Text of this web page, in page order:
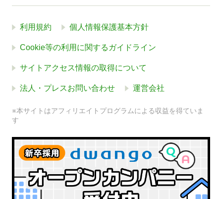
利用規約 個人情報保護基本方針
Cookie等の利用に関するガイドライン
サイトアクセス情報の取得について
法人・プレスお問い合わせ 運営会社
※本サイトはアフィリエイトプログラムによる収益を得ていま
す